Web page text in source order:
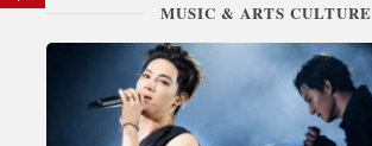
MUSIC & ARTS CULTURE